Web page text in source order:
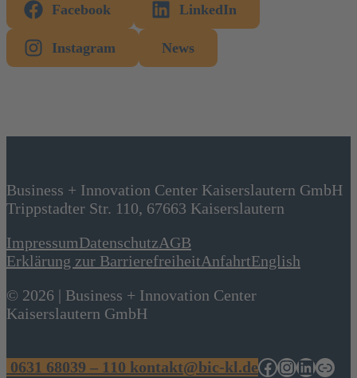
Facebook LinkedIn
Instagram News
Business + Innovation Center Kaiserslautern GmbH
Trippstadter Str. 110, 67663 Kaiserslautern
ImpressumDatenschutzAGB
Erklärung zur BarrierefreiheitAnfahrtEnglish
© 2026 | Business + Innovation Center
Kaiserslautern GmbH
0631 68039 – 110 kontakt@bic-kl.deFacebook
Instagram
Link